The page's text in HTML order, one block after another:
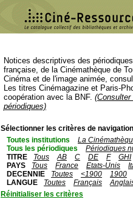
Notices descriptives des
française, de la Cinémathèque de
Cinéma et de l'image animée,
Les titres Cinémagazine et Paris-
coopération avec la BNF.
périodiques)
Sélectionner les critères de
Toutes institutions
La
Tous les périodiques
Périodiques
TITRE
Tous AB C DE F
GHI
PAYS
Tous France Etats-Unis
DECENNIE
Toutes <1900
1900
LANGUE
Toutes Français
Réinitialiser les critères